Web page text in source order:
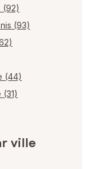
(92)
(93)
(44)
ville